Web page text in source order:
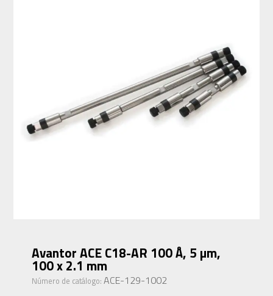
Avantor ACE C18-AR 100 Å, 5 µm,
100 x 2.1 mm
Número de catálogo:ACE-129-1002